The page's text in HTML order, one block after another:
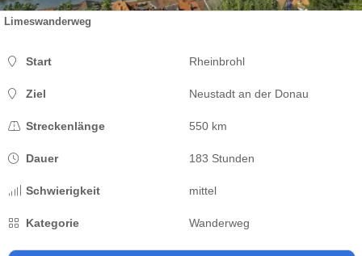
Limeswanderweg
Start Rheinbrohl
Ziel Neustadt an der Donau
Streckenlänge 550 km
Dauer 183 Stunden
Schwierigkeit mittel
Kategorie Wanderweg